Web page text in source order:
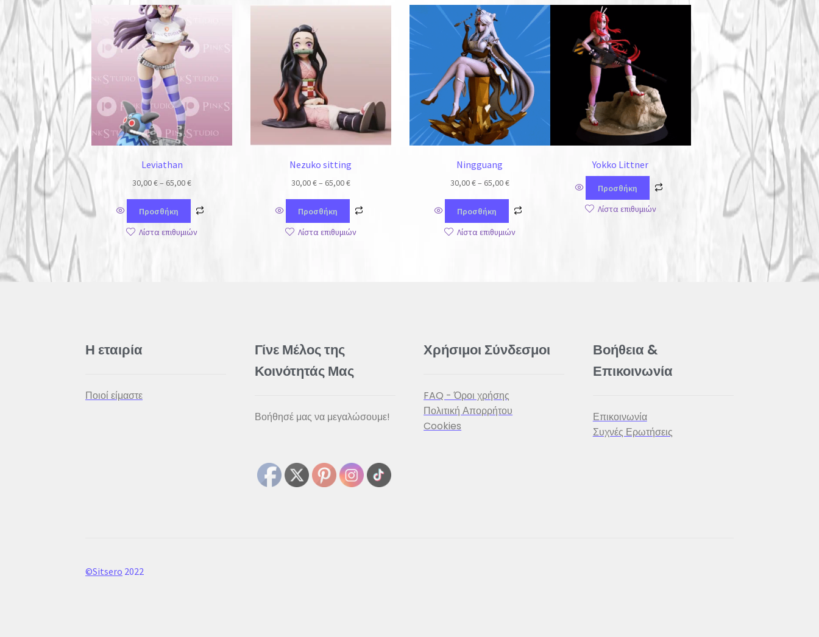
Leviathan
30,00€– 65,00€
Προσθήκη
Λίστα επιθυμιών
Nezuko sitting
30,00€– 65,00€
Προσθήκη
Λίστα επιθυμιών
Ningguang
30,00€– 65,00€
Προσθήκη
Λίστα επιθυμιών
Yokko Littner
Προσθήκη
Λίστα επιθυμιών
Η εταιρία
Ποιοί είμαστε
Γίνε Μέλος της
Κοινότητάς Μας
Βοήθησέ μας να μεγαλώσουμε!
Χρήσιμοι Σύνδεσμοι
FAQ - Όροι χρήσης
Πολιτική Απορρήτου
Cookies
Βοήθεια &
Επικοινωνία
Επικοινωνία
Συχνές Ερωτήσεις
©Sitsero 2022